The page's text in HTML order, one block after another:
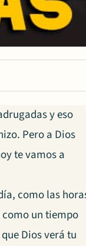
y eso
Pero a Dios
te vamos a
como las
un tiempo
Dios verá tu